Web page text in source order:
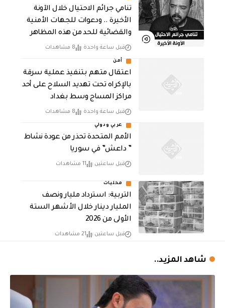
تنامي جرائم الاحتيال خلال الآونة
الأخيرة .. ودعوات للجهات الأمنية
والقضائية للحد من هذه المظاهر
قبل ساعة واحدة 8 مشاهدات
أمن
اعتقال متهم بتنفيذ عملية سرقة
بالإكراه تحت تهديد السلاح على أحد
مراكز المساج وسط بغداد
قبل ساعة واحدة 8 مشاهدات
عربي ودولي
الأمم المتحدة تحذر من عودة نشاط
” داعش” في سوريا
قبل ساعتين 11 مشاهدات
محليات
التربية: استرداد مليار ونصف
المليار دينار خلال الأشهر الستة
الأولى من 2026
قبل ساعتين 21 مشاهدات
شاهد المزيد..